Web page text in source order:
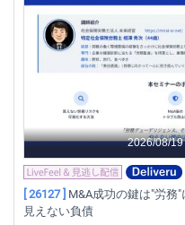
員の信頼関係を深め、最終
ます。
2026/08/19
[ 26127 ] M&A成功の鍵は"労
見えない負債